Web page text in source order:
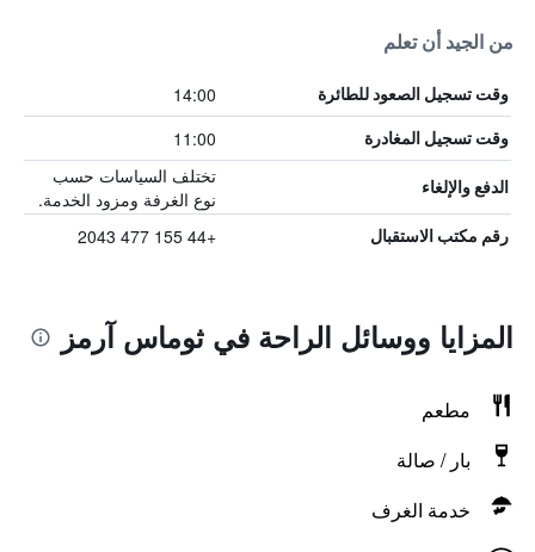
من الجيد أن تعلم
وقت تسجيل الصعود للطائرة 14:00
وقت تسجيل المغادرة 11:00
الدفع والإلغاء
تختلف السياسات حسب
نوع الغرفة ومزود الخدمة.
رقم مكتب الاستقبال +44 155 477 2043
المزايا ووسائل الراحة في ثوماس آرمز
مطعم
بار / صالة
خدمة الغرف